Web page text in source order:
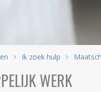
Ik zoek hulp
WERK